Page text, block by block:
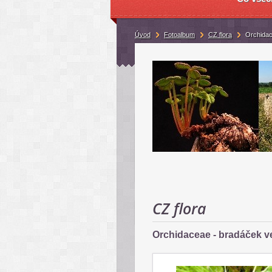
CZ flora
Orchidaceae - bradáček
Úvod Fotoalbum CZ flora